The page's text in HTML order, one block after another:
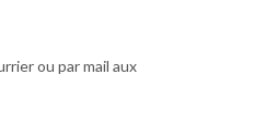
ou par mail aux